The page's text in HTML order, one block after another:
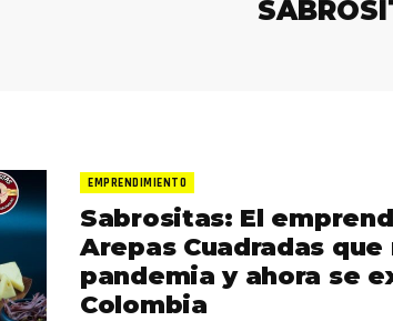
EMPRENDIMIENTO
Sabrositas: El
Arepas Cuadradas que
pandemia y ahora se
Colombia